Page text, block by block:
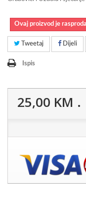
Ovaj proizvod je
Tweetaj Dijeli
Ispis
25,00 KM .